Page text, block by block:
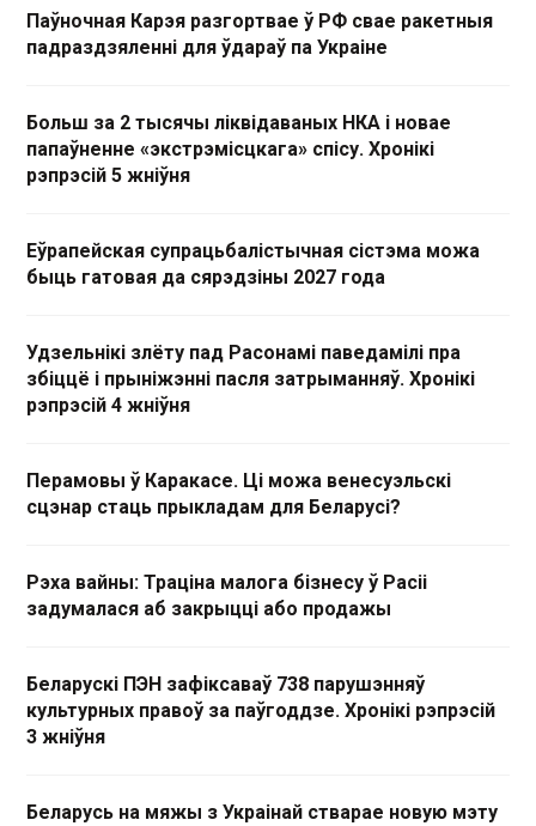
Паўночная Карэя разгортвае ў РФ свае ракетныя
падраздзяленні для ўдараў па Украіне
Больш за 2 тысячы ліквідаваных НКА і новае
папаўненне «экстрэмісцкага» спісу. Хронікі
рэпрэсій 5 жніўня
Еўрапейская супрацьбалістычная сістэма можа
быць гатовая да сярэдзіны 2027 года
Удзельнікі злёту пад Расонамі паведамілі пра
збіццё і прыніжэнні пасля затрыманняў. Хронікі
рэпрэсій 4 жніўня
Перамовы ў Каракасе. Ці можа венесуэльскі
сцэнар стаць прыкладам для Беларусі?
Рэха вайны: Траціна малога бізнесу ў Расіі
задумалася аб закрыцці або продажы
Беларускі ПЭН зафіксаваў 738 парушэнняў
культурных правоў за паўгоддзе. Хронікі рэпрэсій
3 жніўня
Беларусь на мяжы з Украінай стварае новую мэту